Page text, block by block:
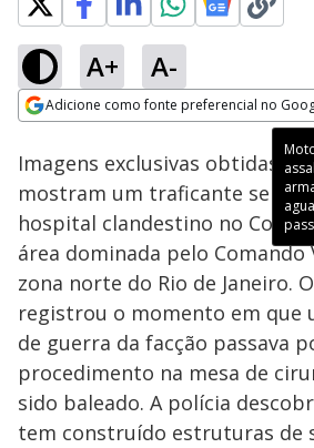
A+ A-
Adicione como fonte preferencial no
Ativar
Loaded
14.07%
Imagens exclusivas obtidas
mostram um traficante sendo
hospital clandestino no
área dominada pelo Comando
zona norte do Rio de Janeiro.
registrou o momento em que
de guerra da facção passava
procedimento na mesa de
sido baleado. A polícia
tem construído estruturas de